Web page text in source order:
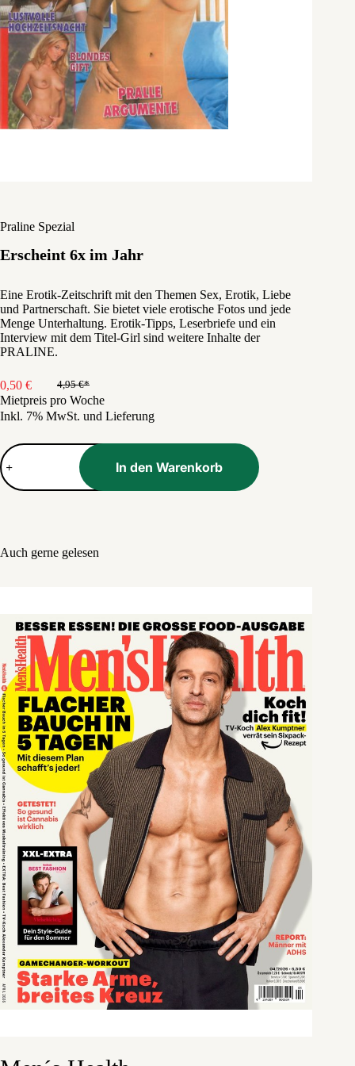
Praline Spezial
Erscheint 6x im Jahr
Eine Erotik-Zeitschrift mit den Themen Sex, Erotik, Liebe
und Partnerschaft. Sie bietet viele erotische Fotos und jede
Menge Unterhaltung. Erotik-Tipps, Leserbriefe und ein
Interview mit dem Titel-Girl sind weitere Inhalte der
PRALINE.
4,95€
Ursprünglicher
Preis
war:
0,50 €
Aktueller
Preis
ist:
Mietpreis pro Woche
Inkl. 7% MwSt. und Lieferung
Praline
Spezial
Menge
In den Warenkorb
Auch gerne gelesen